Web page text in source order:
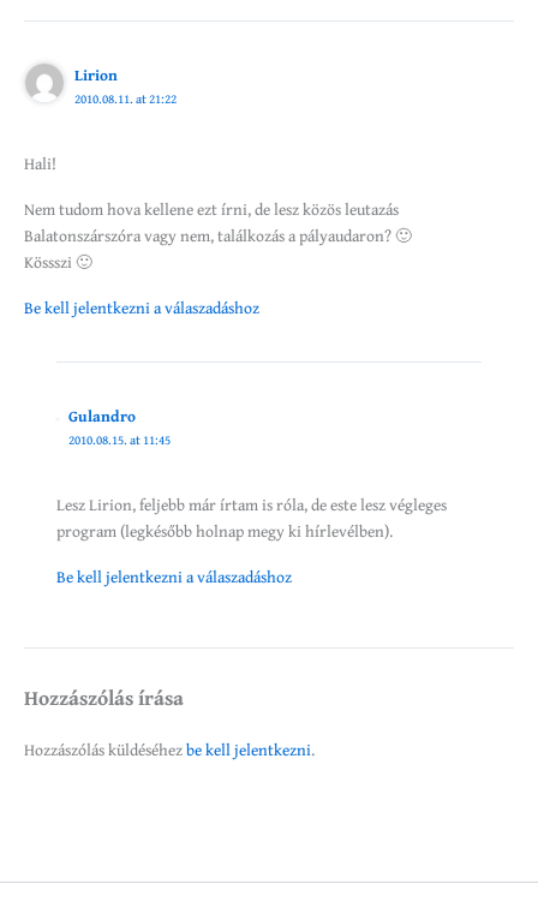
Lirion
2010.08.11. at 21:22
Hali!
Nem tudom hova kellene ezt írni, de lesz közös leutazás
Balatonszárszóra vagy nem, találkozás a pályaudaron? 🙂
Kössszi 🙂
Be kell jelentkezni a válaszadáshoz
Gulandro
2010.08.15. at 11:45
Lesz Lirion, feljebb már írtam is róla, de este lesz végleges
program (legkésőbb holnap megy ki hírlevélben).
Be kell jelentkezni a válaszadáshoz
Hozzászólás írása
Hozzászólás küldéséhezbe kell jelentkezni.